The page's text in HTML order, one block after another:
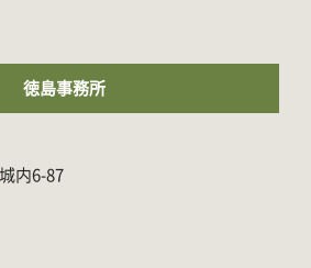
徳島事務所
内6-87